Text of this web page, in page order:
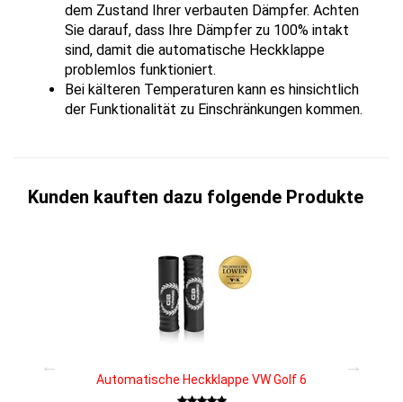
dem Zustand Ihrer verbauten Dämpfer. Achten
Sie darauf, dass Ihre Dämpfer zu 100% intakt
sind, damit die automatische Heckklappe
problemlos funktioniert.
Bei kälteren Temperaturen kann es hinsichtlich
der Funktionalität zu Einschränkungen kommen.
Kunden kauften dazu folgende Produkte
Automatische Heckklappe VW Golf 6